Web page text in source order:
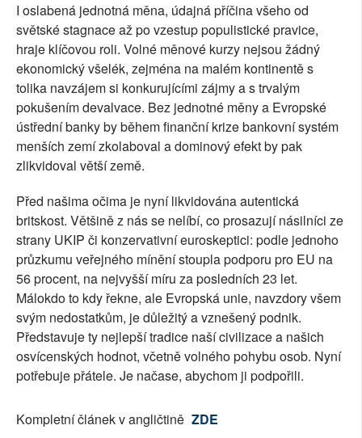
I oslabená jednotná měna, údajná příčina všeho od
světské stagnace až po vzestup populistické pravice,
hraje klíčovou roli. Volné měnové kurzy nejsou žádný
ekonomický všelék, zejména na malém kontinentě s
tolika navzájem si konkurujícími zájmy a s trvalým
pokušením devalvace. Bez jednotné měny a Evropské
ústřední banky by během finanční krize bankovní systém
menších zemí zkolaboval a dominový efekt by pak
zlikvidoval větší země.
Před našima očima je nyní likvidována autentická
britskost. Většině z nás se nelíbí, co prosazují násilníci ze
strany UKIP či konzervativní euroskeptici: podle jednoho
průzkumu veřejného mínění stoupla podporu pro EU na
56 procent, na nejvyšší míru za posledních 23 let.
Málokdo to kdy řekne, ale Evropská unie, navzdory všem
svým nedostatkům, je důležitý a vznešený podnik.
Představuje ty nejlepší tradice naší civilizace a našich
osvícenských hodnot, včetně volného pohybu osob. Nyní
potřebuje přátele. Je načase, abychom ji podpořili.
Kompletní článek v angličtině ZDE